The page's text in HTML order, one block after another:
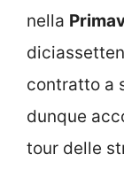
nella
contratto a
dunque
tour delle